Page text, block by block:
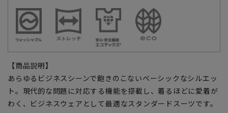
【商品説明】
あらゆるビジネスシーンで飽きのこないベーシックなシルエッ
ト。現代的な問題に対応する機能を搭載し、着るほどに愛着が
わく、ビジネスウェアとして最適なスタンダードスーツです。